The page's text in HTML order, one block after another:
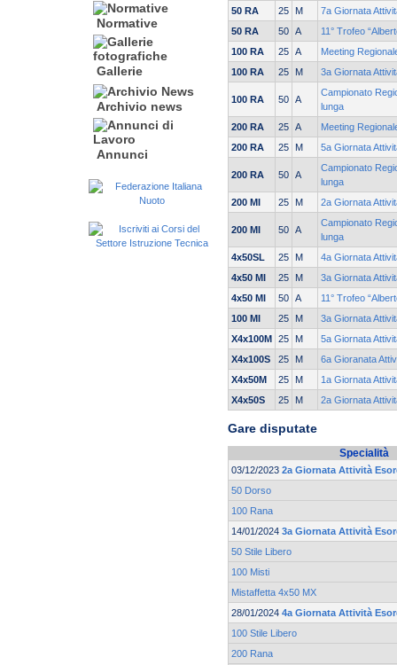
Normative
Gallerie
Archivio news
Annunci
50 RA
25 M
7a Giornata
50 RA
50 A
11° Trofeo
100 RA
25 A
Meeting
100 RA
25 M 3a Giornata
100 RA 50 A
Campionato
lunga
200 RA
25 A
Meeting
200 RA
25 M 5a Giornata
200 RA 50 A
Campionato
lunga
200 MI
25 M 2a Giornata
200 MI 50 A
Campionato
lunga
4x50SL
25 M
4a Giornata
4x50 MI
25 M
3a Giornata
4x50 MI
50 A
11° Trofeo
100 MI
25 M
3a Giornata
X4x100M 25 M
5a Giornata
X4x100S
25 M
6a Gioranata
X4x50M
25 M
1a Giornata
X4x50S
25 M 2a Giornata
Gare disputate
Specialità
03/12/2023 2a Giornata Attività
50 Dorso
100 Rana
14/01/2024 3a Giornata Attività
50 Stile Libero
100 Misti
Mistaffetta 4x50 MX
28/01/2024 4a Giornata Attività
100 Stile Libero
200 Rana